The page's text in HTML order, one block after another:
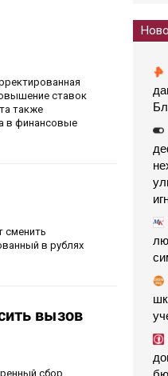
ставок
также
в финансовые
сменить
в рублях
вызов
сбор